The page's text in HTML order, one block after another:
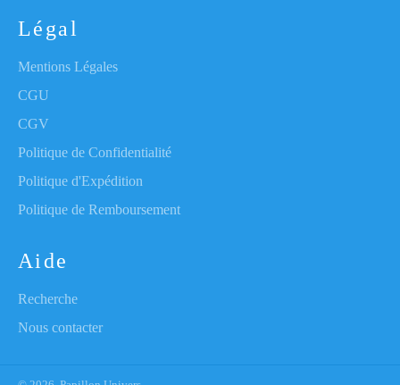
Légal
Mentions Légales
CGU
CGV
Politique de Confidentialité
Politique d'Expédition
Politique de Remboursement
Aide
Recherche
Nous contacter